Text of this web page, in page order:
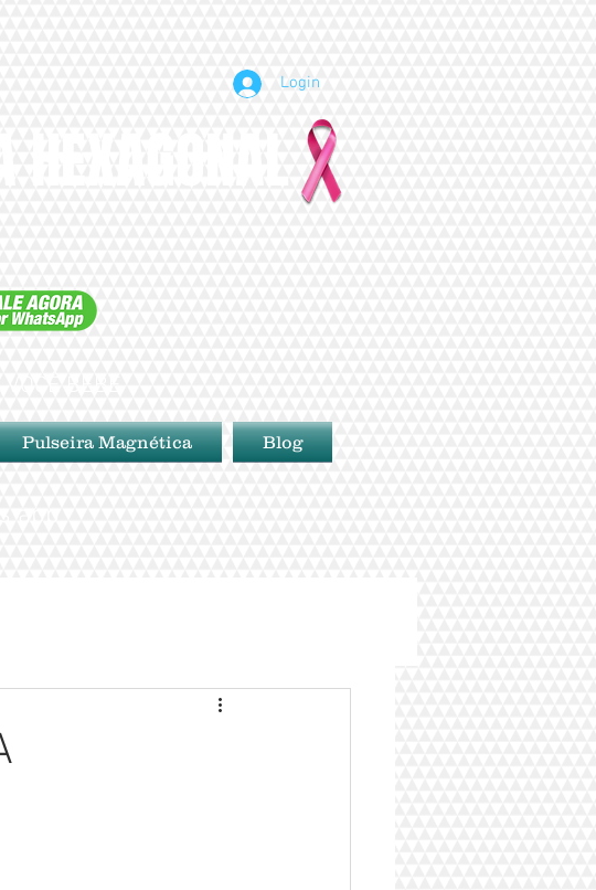
Login
Pulseira Magnética Blog